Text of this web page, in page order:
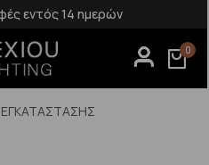
εντός 14 ημερών
0